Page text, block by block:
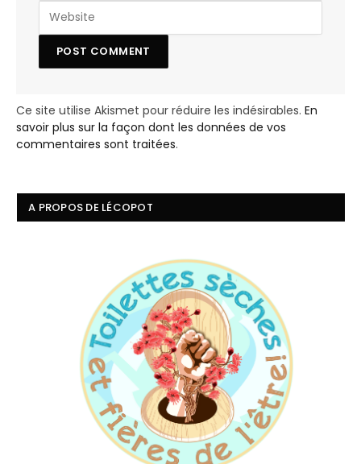
Ce site utilise Akismet pour réduire les indésirables. En
savoir plus sur la façon dont les données de vos
commentaires sont traitées.
A PROPOS DE LÉCOPOT